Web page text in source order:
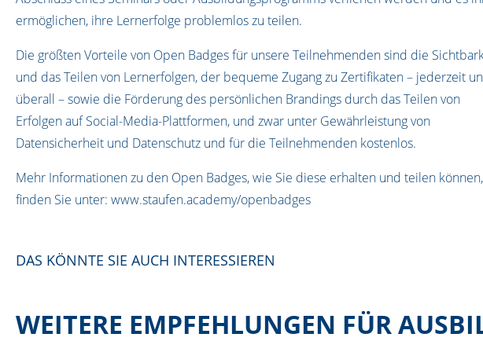
ermöglichen, ihre Lernerfolge problemlos zu teilen.
Die größten Vorteile von Open Badges für unsere Teilnehmenden sind die
und das Teilen von Lernerfolgen, der bequeme Zugang zu Zertifikaten – jederzeit
überall – sowie die Förderung des persönlichen Brandings durch das Teilen von
Erfolgen auf Social-Media-Plattformen, und zwar unter Gewährleistung von
Datensicherheit und Datenschutz und für die Teilnehmenden kostenlos.
Mehr Informationen zu den Open Badges, wie Sie diese erhalten und teilen können,
finden Sie unter: www.staufen.academy/openbadges
DAS KÖNNTE SIE AUCH INTERESSIEREN
WEITERE EMPFEHLUNGEN FÜR